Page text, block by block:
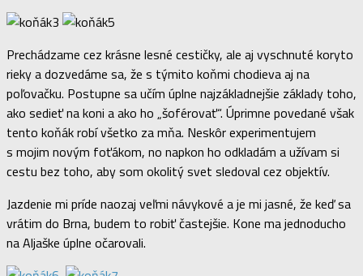
Prechádzame cez krásne lesné cestičky, ale aj vyschnuté koryto
rieky a dozvedáme sa, že s týmito koňmi chodieva aj na
poľovačku. Postupne sa učím úplne najzákladnejšie základy toho,
ako sedieť na koni a ako ho „šoférovať“. Úprimne povedané však
tento koňák robí všetko za mňa. Neskôr experimentujem
s mojim novým foťákom, no napkon ho odkladám a užívam si
cestu bez toho, aby som okolitý svet sledoval cez objektív.
Jazdenie mi príde naozaj veľmi návykové a je mi jasné, že keď sa
vrátim do Brna, budem to robiť častejšie. Kone ma jednoducho
na Aljaške úplne očarovali.